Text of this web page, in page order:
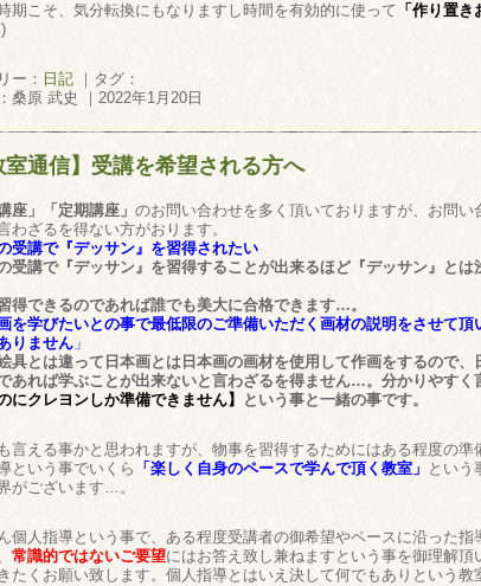
期こそ、気分転換にもなりますし時間を有効的に使って 「作り置き
ー： 日記 ｜タグ：
桑原 武史 ｜2022年1月20日
室通信】受講を希望される方へ
座」「定期講座」 のお問い合わせを多く頂いておりますが、お問
わざるを得ない方がおります。
受講で『デッサン』を習得されたい
受講で『デッサン』を習得することが出来るほど『デッサン』とは
得できるのであれば誰でも美大に合格できます…。
を学びたいとの事で最低限のご準備いただく画材の説明をさせて
りません 」
具とは違って日本画とは日本画の画材を使用して作画をするので、
あれば学ぶことが出来ないと言わざるを得ません…。分かりやすく
にクレヨンしか準備できません】
という事と一緒の事です。
言える事かと思われますが、物事を習得するためにはある程度の準
という事でいくら
「楽しく自身のペースで学んで頂く教室」 という
がございます…。
個人指導という事で、ある程度受講者の御希望やペースに沿った指
常識的ではないご要望にはお答え致し兼ねますという事を御理解
たくお願い致します。個人指導とはいえ決して何でもありという教